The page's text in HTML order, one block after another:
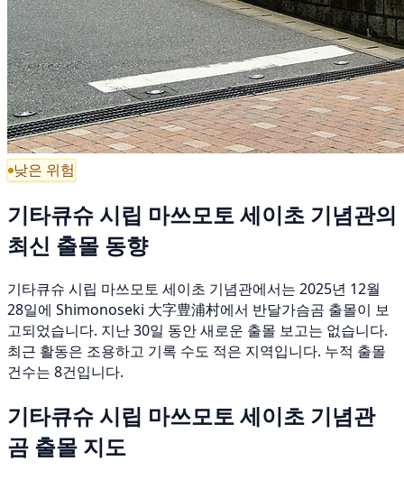
낮은 위험
기타큐슈 시립 마쓰모토 세이초 기념관의
최신 출몰 동향
기타큐슈 시립 마쓰모토 세이초 기념관에서는 2025년 12월
28일에 Shimonoseki 大字豊浦村에서 반달가슴곰 출몰이 보
고되었습니다. 지난 30일 동안 새로운 출몰 보고는 없습니다.
최근 활동은 조용하고 기록 수도 적은 지역입니다. 누적 출몰
건수는 8건입니다.
기타큐슈 시립 마쓰모토 세이초 기념관
곰 출몰 지도